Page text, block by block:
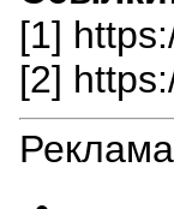
[1]
[2]
Реклама